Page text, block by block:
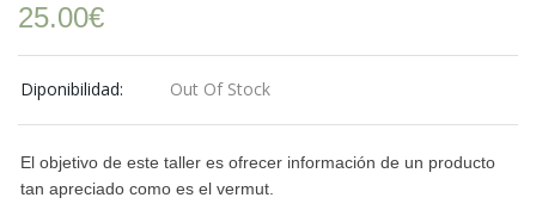
25.00€
Diponibilidad: Out Of Stock
El objetivo de este taller es ofrecer información de un producto
tan apreciado como es el vermut.